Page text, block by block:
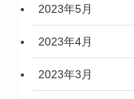
2023年5月
2023年4月
2023年3月